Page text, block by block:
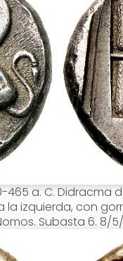
a. C. Didracma
izquierda, con
Subasta 6. 8/5/